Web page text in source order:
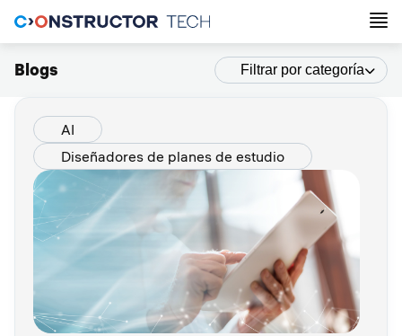
Blogs Filtrar por categoría
AI
Diseñadores de planes de estudio